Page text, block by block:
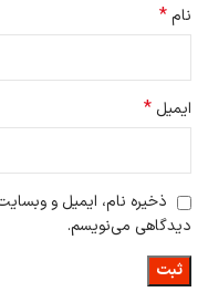
عملکرد فیلتر آسیب برساند و
نام*
ایمیل *
ذخیره نام، ایمیل و
دیدگاهی می‌نویسم.